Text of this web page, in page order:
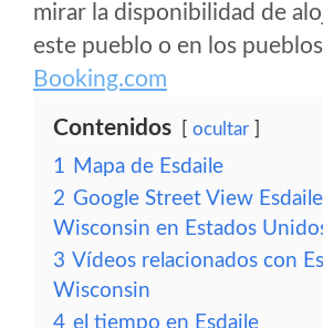
mirar la disponibilidad de
este pueblo o en los
Booking.com
Contenidos ocultar
1 Mapa de Esdaile
2 Google Street View
Wisconsin en Estados
3 Vídeos relacionados con
Wisconsin
4 el tiempo en Esdaile